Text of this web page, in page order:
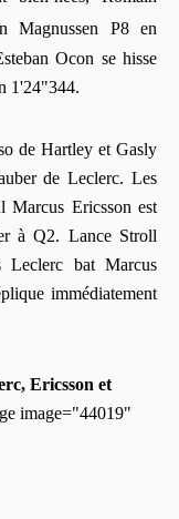
Magnussen P8 en
Ocon se hisse
1'24"344.
de Hartley et Gasly
de Leclerc. Les
Marcus Ericsson est
à Q2. Lance Stroll
Leclerc bat Marcus
immédiatement
Ericsson et
image="44019"